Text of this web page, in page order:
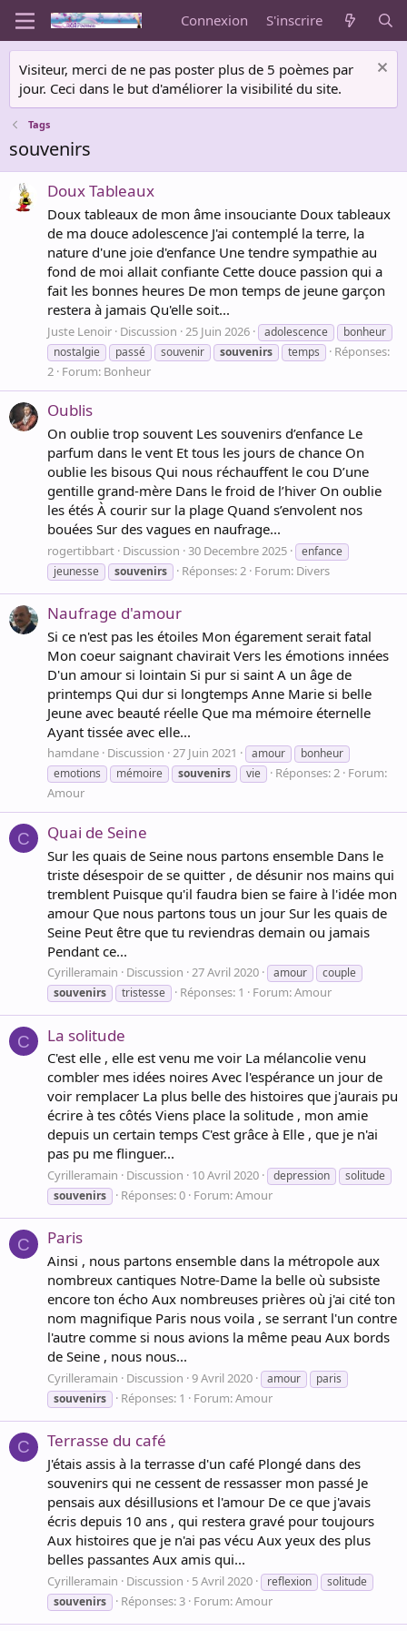
Connexion S'inscrire
Visiteur, merci de ne pas poster plus de 5 poèmes par
jour. Ceci dans le but d'améliorer la visibilité du site.
Tags
souvenirs
Doux Tableaux
Doux tableaux de mon âme insouciante Doux tableaux
de ma douce adolescence J'ai contemplé la terre, la
nature d'une joie d'enfance Une tendre sympathie au
fond de moi allait confiante Cette douce passion qui a
fait les bonnes heures De mon temps de jeune garçon
restera à jamais Qu'elle soit...
Juste Lenoir Discussion 25 Juin 2026 adolescence
bonheur
nostalgie
passé souvenir souvenirs temps
Réponses:
2 Forum: Bonheur
Oublis
On oublie trop souvent Les souvenirs d’enfance Le
parfum dans le vent Et tous les jours de chance On
oublie les bisous Qui nous réchauffent le cou D’une
gentille grand-mère Dans le froid de l’hiver On oublie
les étés À courir sur la plage Quand s’envolent nos
bouées Sur des vagues en naufrage...
rogertibbart Discussion 30 Decembre 2025
enfance
jeunesse
souvenirs Réponses: 2 Forum: Divers
Naufrage d'amour
Si ce n'est pas les étoiles Mon égarement serait fatal
Mon coeur saignant chavirait Vers les émotions innées
D'un amour si lointain Si pur si saint A un âge de
printemps Qui dur si longtemps Anne Marie si belle
Jeune avec beauté réelle Que ma mémoire éternelle
Ayant tissée avec elle...
hamdane Discussion 27 Juin 2021 amour
bonheur
emotions
mémoire souvenirs vie Réponses: 2 Forum:
Amour
C Quai de Seine
Sur les quais de Seine nous partons ensemble Dans le
triste désespoir de se quitter , de désunir nos mains qui
tremblent Puisque qu'il faudra bien se faire à l'idée mon
amour Que nous partons tous un jour Sur les quais de
Seine Peut être que tu reviendras demain ou jamais
Pendant ce...
Cyrilleramain Discussion 27 Avril 2020 amour
couple
souvenirs
tristesse Réponses: 1 Forum:Amour
C La solitude
C'est elle , elle est venu me voir La mélancolie venu
combler mes idées noires Avec l'espérance un jour de
voir remplacer La plus belle des histoires que j'aurais pu
écrire à tes côtés Viens place la solitude , mon amie
depuis un certain temps C'est grâce à Elle , que je n'ai
pas pu me flinguer...
Cyrilleramain Discussion 10 Avril 2020 depression
solitude
souvenirs
Réponses: 0 Forum:Amour
C Paris
Ainsi , nous partons ensemble dans la métropole aux
nombreux cantiques Notre-Dame la belle où subsiste
encore ton écho Aux nombreuses prières où j'ai cité ton
nom magnifique Paris nous voila , se serrant l'un contre
l'autre comme si nous avions la même peau Aux bords
de Seine , nous nous...
Cyrilleramain Discussion 9 Avril 2020 amour
paris
souvenirs
Réponses: 1 Forum:Amour
C Terrasse du café
J'étais assis à la terrasse d'un café Plongé dans des
souvenirs qui ne cessent de ressasser mon passé Je
pensais aux désillusions et l'amour De ce que j'avais
écris depuis 10 ans , qui restera gravé pour toujours
Aux histoires que je n'ai pas vécu Aux yeux des plus
belles passantes Aux amis qui...
Cyrilleramain Discussion 5 Avril 2020 reflexion
solitude
souvenirs
Réponses: 3 Forum:Amour